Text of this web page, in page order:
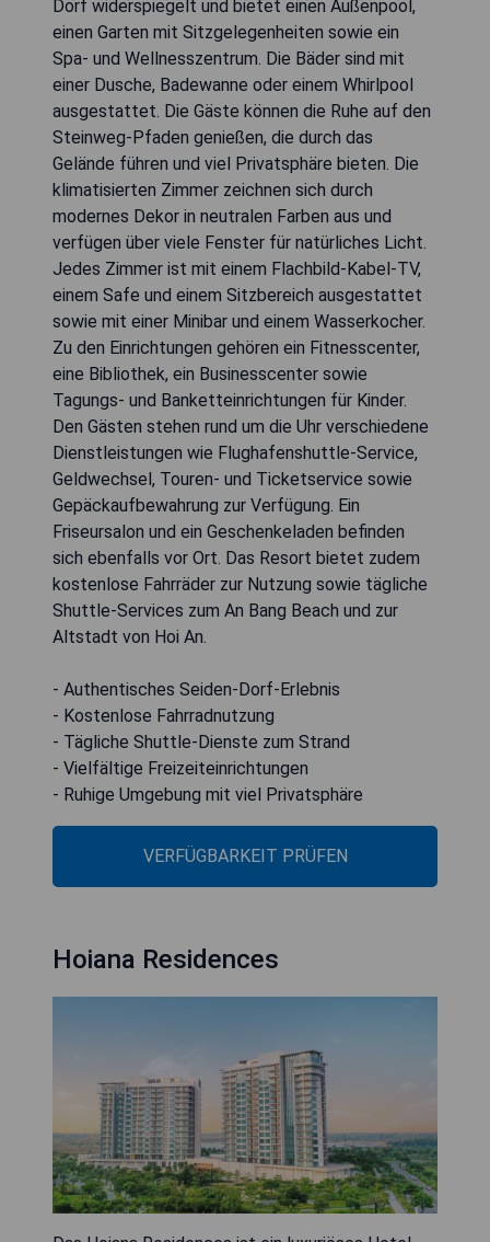
Dorf widerspiegelt und bietet einen Außenpool,
einen Garten mit Sitzgelegenheiten sowie ein
Spa- und Wellnesszentrum. Die Bäder sind mit
einer Dusche, Badewanne oder einem Whirlpool
ausgestattet. Die Gäste können die Ruhe auf den
Steinweg-Pfaden genießen, die durch das
Gelände führen und viel Privatsphäre bieten. Die
klimatisierten Zimmer zeichnen sich durch
modernes Dekor in neutralen Farben aus und
verfügen über viele Fenster für natürliches Licht.
Jedes Zimmer ist mit einem Flachbild-Kabel-TV,
einem Safe und einem Sitzbereich ausgestattet
sowie mit einer Minibar und einem Wasserkocher.
Zu den Einrichtungen gehören ein Fitnesscenter,
eine Bibliothek, ein Businesscenter sowie
Tagungs- und Banketteinrichtungen für Kinder.
Den Gästen stehen rund um die Uhr verschiedene
Dienstleistungen wie Flughafenshuttle-Service,
Geldwechsel, Touren- und Ticketservice sowie
Gepäckaufbewahrung zur Verfügung. Ein
Friseursalon und ein Geschenkeladen befinden
sich ebenfalls vor Ort. Das Resort bietet zudem
kostenlose Fahrräder zur Nutzung sowie tägliche
Shuttle-Services zum An Bang Beach und zur
Altstadt von Hoi An.
- Authentisches Seiden-Dorf-Erlebnis
- Kostenlose Fahrradnutzung
- Tägliche Shuttle-Dienste zum Strand
- Vielfältige Freizeiteinrichtungen
- Ruhige Umgebung mit viel Privatsphäre
VERFÜGBARKEIT PRÜFEN
Hoiana Residences